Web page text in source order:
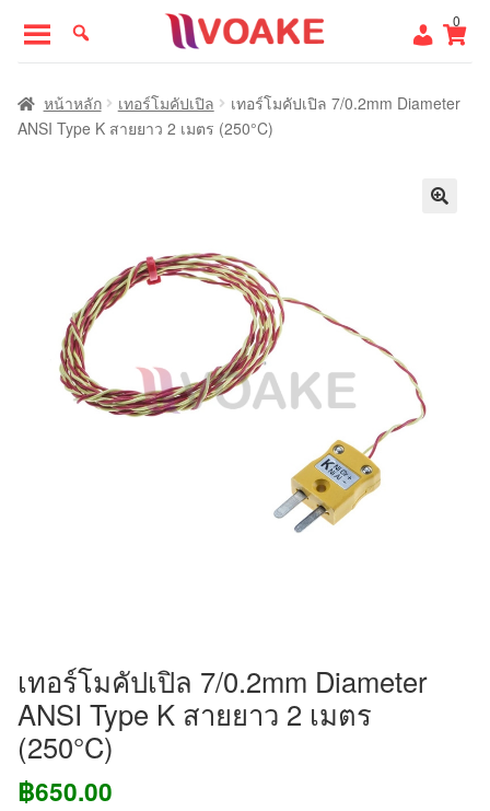
to
navigation
to
content
0
หน้าแรก
หน้าหลัก เทอร์โมคัปเปิล
เทอร์โมคัปเปิล 7/0.2mm Diameter
ANSI Type K สายยาว 2 เมตร (250°C)
เทอร์โมคัปเปิล 7/0.2mm Diameter
ANSI Type K สายยาว 2 เมตร
(250°C)
฿650.00